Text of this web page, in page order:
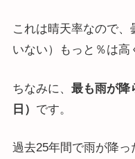
これは晴天率なので
いない）もっと％は高
ちなみに、 最も雨が降
日） です。
過去25年間で雨が降っ